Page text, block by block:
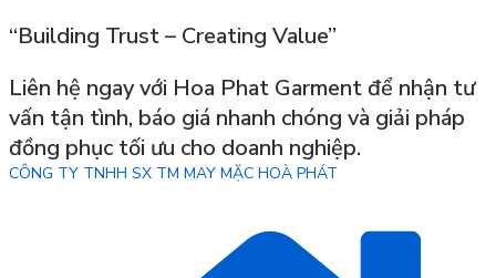
“Building Trust – Creating Value”
Liên hệ ngay với Hoa Phat Garment để nhận tư
vấn tận tình, báo giá nhanh chóng và giải pháp
đồng phục tối ưu cho doanh nghiệp.
CÔNG TY TNHH SX TM MAY MẶC HOÀ PHÁT